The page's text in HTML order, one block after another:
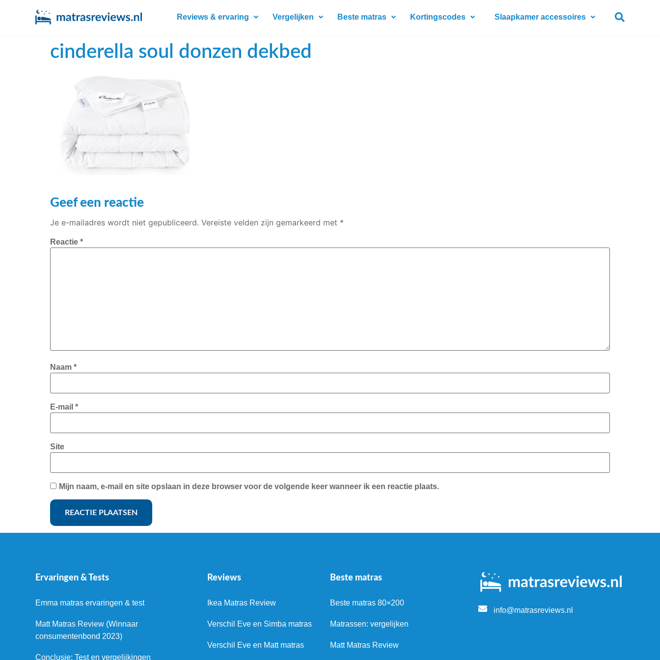
Reviews & ervaring Vergelijken Beste matras Kortingscodes Slaapkamer accessoires
cinderella soul donzen dekbed
Geef een reactie
Je e-mailadres wordt niet gepubliceerd. Vereiste velden zijn gemarkeerd met *
Reactie *
Naam *
E-mail *
Site
Mijn naam, e-mail en site opslaan in deze browser voor de volgende keer wanneer ik een reactie plaats.
Ervaringen & Tests
Emma matras ervaringen & test
Matt Matras Review (Winnaar
consumentenbond 2023)
Conclusie: Test en vergelijkingen
Reviews
Ikea Matras Review
Verschil Eve en Simba matras
Verschil Eve en Matt matras
Beste matras
Beste matras 80×200
Matrassen: vergelijken
Matt Matras Review
info@matrasreviews.nl